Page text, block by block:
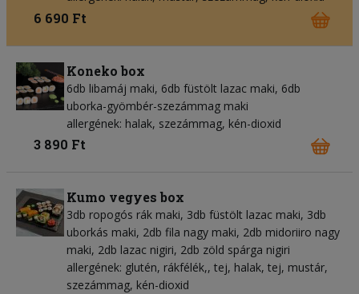
6 690 Ft
Koneko box
6db libamáj maki, 6db füstölt lazac maki, 6db
uborka-gyömbér-szezámmag maki
allergének: halak, szezámmag, kén-dioxid
3 890 Ft
Kumo vegyes box
3db ropogós rák maki, 3db füstölt lazac maki, 3db
uborkás maki, 2db fila nagy maki, 2db midoriiro nagy
maki, 2db lazac nigiri, 2db zöld spárga nigiri
allergének: glutén, rákfélék,, tej, halak, tej, mustár,
szezámmag, kén-dioxid